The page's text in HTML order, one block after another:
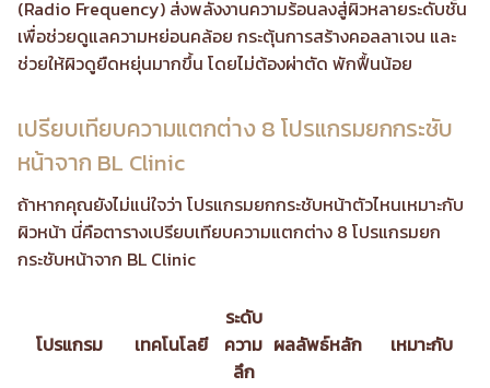
(Radio Frequency) ส่งพลังงานความร้อนลงสู่ผิวหลายระดับชั้น
เพื่อช่วยดูแลความหย่อนคล้อย กระตุ้นการสร้างคอลลาเจน และ
ช่วยให้ผิวดูยืดหยุ่นมากขึ้น โดยไม่ต้องผ่าตัด พักฟื้นน้อย
เปรียบเทียบความแตกต่าง 8 โปรแกรมยกกระชับ
หน้าจาก BL Clinic
ถ้าหากคุณยังไม่แน่ใจว่า โปรแกรมยกกระชับหน้าตัวไหนเหมาะกับ
ผิวหน้า นี่คือตารางเปรียบเทียบความแตกต่าง 8 โปรแกรมยก
กระชับหน้าจาก BL Clinic
โปรแกรม เทคโนโลยี
ระดับ
ความ
ลึก
ผลลัพธ์หลัก เหมาะกับ